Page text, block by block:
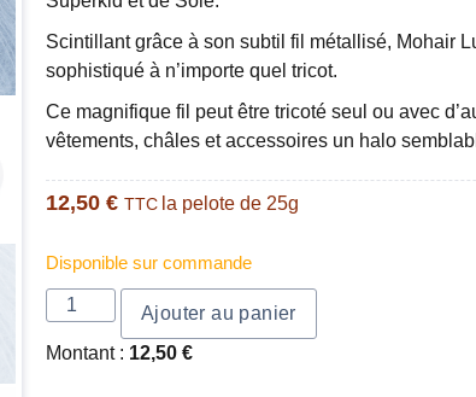
Scintillant grâce à son subtil fil métallisé, Mohair
sophistiqué à n’importe quel tricot.
Ce magnifique fil peut être tricoté seul ou avec
vêtements, châles et accessoires un halo
12,50 € TTC la pelote de 25g
Disponible sur commande
Ajouter au panier
Montant : 12,50 €